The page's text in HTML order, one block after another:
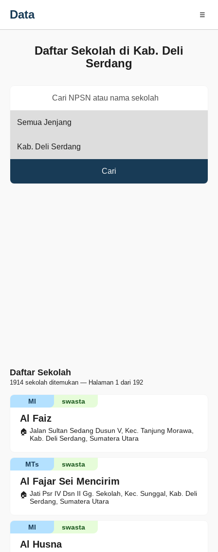
Data ☰
Daftar Sekolah di Kab. Deli
Serdang
Cari
Daftar Sekolah
1914 sekolah ditemukan — Halaman 1 dari 192
Al Faiz
swasta
MI
Jalan Sultan Sedang Dusun V, Kec. Tanjung Morawa,
Kab. Deli Serdang, Sumatera Utara
Al Fajar Sei Mencirim
swasta
MTs
Jati Psr IV Dsn II Gg. Sekolah, Kec. Sunggal, Kab. Deli
Serdang, Sumatera Utara
Al Husna
swasta
MI